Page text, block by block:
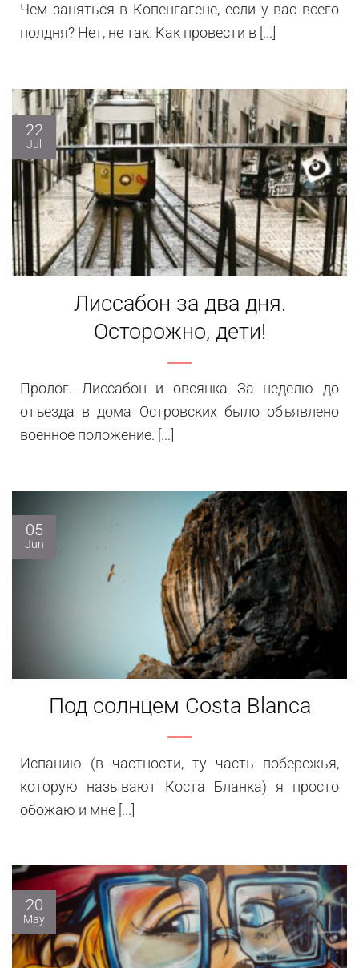
Чем заняться в Копенгагене, если у вас всего
полдня? Нет, не так. Как провести в [...]
Лиссабон за два дня.
Осторожно, дети!
Пролог. Лиссабон и овсянка За неделю до
отъезда в дома Островских было объявлено
военное положение. [...]
22
Jul
Под солнцем Costa Blanca
Испанию (в частности, ту часть побережья,
которую называют Коста Бланка) я просто
обожаю и мне [...]
05
Jun
20
May